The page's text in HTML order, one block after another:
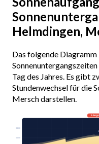
Helmdingen,
Das folgende
Tag des Jahres. Es gibt
Stundenwechsel für die
Mersch darstellen.
03:00
06:00